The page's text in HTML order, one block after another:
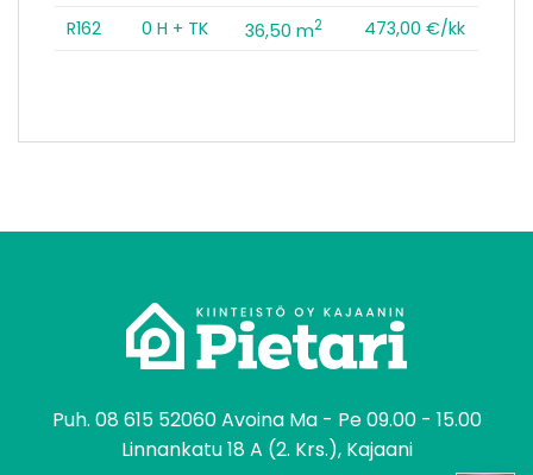
R162
0 H + TK 36,50 m2 473,00 €/kk
Puh. 08 615 52060Avoina Ma - Pe 09.00 - 15.00
Linnankatu 18 A (2. Krs.), Kajaani